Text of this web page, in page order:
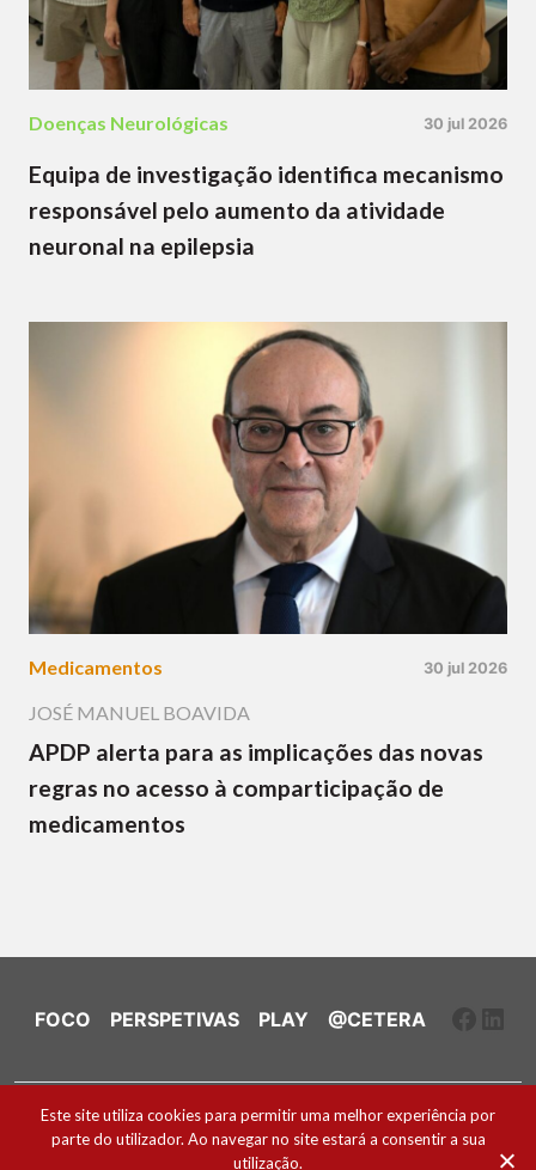
Doenças Neurológicas 30 jul 2026
Equipa de investigação identifica mecanismo
responsável pelo aumento da atividade
neuronal na epilepsia
Medicamentos 30 jul 2026
JOSÉ MANUEL BOAVIDA
APDP alerta para as implicações das novas
regras no acesso à comparticipação de
medicamentos
FOCO PERSPETIVAS PLAY @CETERA
Ficha Técnica e Estatuto Editorial
Política de Cookies
Este site utiliza cookies para permitir uma melhor experiência por
parte do utilizador. Ao navegar no site estará a consentir a sua
utilização.